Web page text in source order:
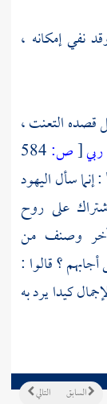
نفي إمكانه ،
قصده التعنت ،
[ص:584
اليهود
على روح
وصنف من
؟ قالوا :
كيدا يرد به
التالي السابق